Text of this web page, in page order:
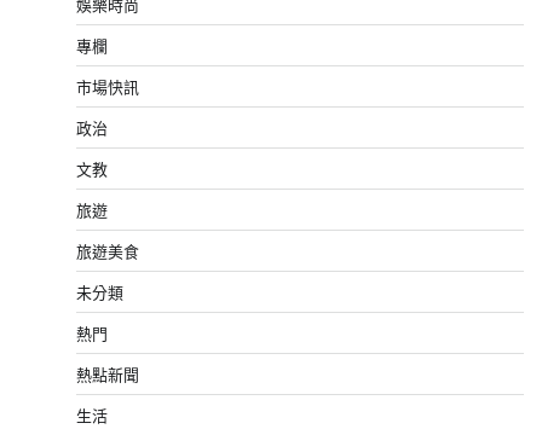
娛樂時尚
專欄
市場快訊
政治
文教
旅遊
旅遊美食
未分類
熱門
熱點新聞
生活